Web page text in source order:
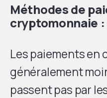
Méthodes de
cryptomonnaie :
Les paiements
généralement
passent pas par